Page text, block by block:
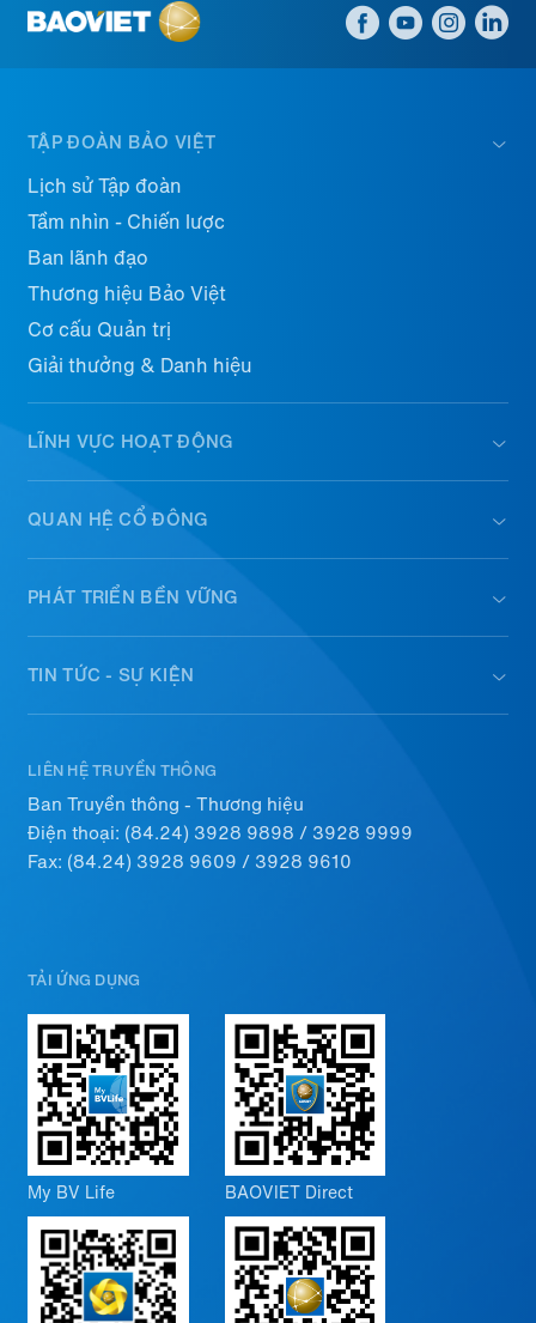
TẬP ĐOÀN BẢO VIỆT
Lịch sử Tập đoàn
Tầm nhìn - Chiến lược
Ban lãnh đạo
Thương hiệu Bảo Việt
Cơ cấu Quản trị
Giải thưởng & Danh hiệu
LĨNH VỰC HOẠT ĐỘNG
QUAN HỆ CỔ ĐÔNG
PHÁT TRIỂN BỀN VỮNG
TIN TỨC - SỰ KIỆN
LIÊN HỆ TRUYỀN THÔNG
Ban Truyền thông - Thương hiệu
Điện thoại: (84.24) 3928 9898 / 3928 9999
Fax: (84.24) 3928 9609 / 3928 9610
TẢI ỨNG DỤNG
My BV Life BAOVIET Direct